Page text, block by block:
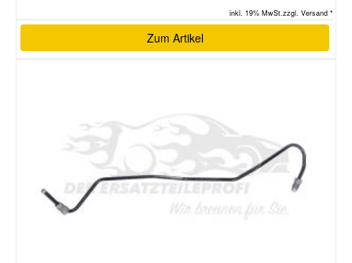
inkl. 19% MwSt.zzgl. Versand *
Zum Artikel